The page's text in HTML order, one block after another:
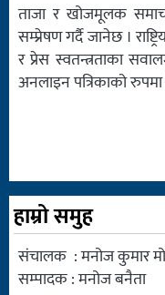
ताजा र खोजमूलक
सम्प्रेषण गर्दै जानेछ ।
र प्रेस स्वतन्त्रताका
अनलाइन पत्रिकाको
हाम्रो समुह
संचालक : मनोज कुमार
सम्पादक : मनोज बनैता